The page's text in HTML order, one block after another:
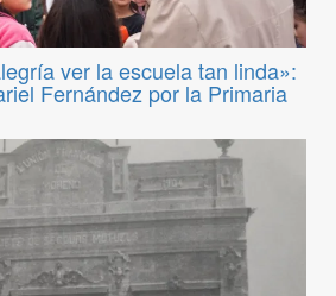
ver la escuela tan linda»:
Fernández por la Primaria